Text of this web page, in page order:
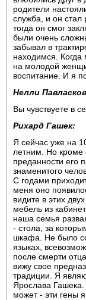
родители
служба, и он
тогда он смог
были очень
забывал в
находимся.
на молодой
воспитание. И я
Нелли
Вы чувствуете в
Рихард Гашек:
Я сейчас уже на
летним. Но кроме
преданности его
знаменитого
С годами
меня оно
видите в этих
мебель из
наша семья
- стола, за
шкафа. Не было
языках,
после смерти
вижу свое
традиции. Я
Ярослава
может - эти гены